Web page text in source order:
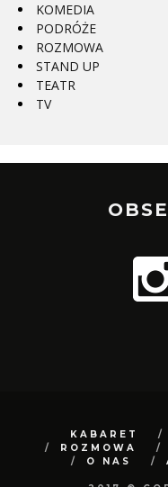
KOMEDIA
PODRÓŻE
ROZMOWA
STAND UP
TEATR
TV
KABARET
ROZMOWA
O NAS